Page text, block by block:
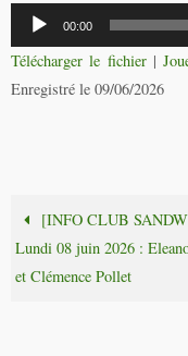
Lecteur
audio
00:00
Télécharger le fichier|
Enregistré le 09/06/2026
[INFO CLUB
Lundi 08 juin 2026 :
et Clémence Pollet